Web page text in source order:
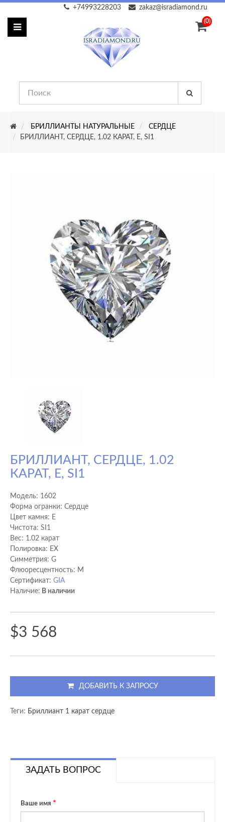
zakaz@isradiamond.ru
+74993228203
(0)
БРИЛЛИАНТЫ НАТУРАЛЬНЫЕ
СЕРДЦЕ
БРИЛЛИАНТ, СЕРДЦЕ, 1.02 КАРАТ, E, SI1
БРИЛЛИАНТ, СЕРДЦЕ, 1.02
КАРАТ, E, SI1
Модель: 1602
Форма огранки: Сердце
Цвет камня: E
Чистота: SI1
Вес: 1.02 карат
Полировка: EX
Cимметрия: G
Флюоресцентность: M
Сертификат: GIA
Наличие: В наличии
$3 568
ДОБАВИТЬ К ЗАПРОСУ
Теги: Бриллиант 1 карат сердце
ЗАДАТЬ ВОПРОС
Ваше имя